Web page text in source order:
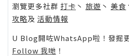
瀏覽更多社群 打卡 丶 旅遊 丶 美食
攻略及 活動情報
U Blog開咗WhatsApp啦！發掘
Follow 我哋 ！